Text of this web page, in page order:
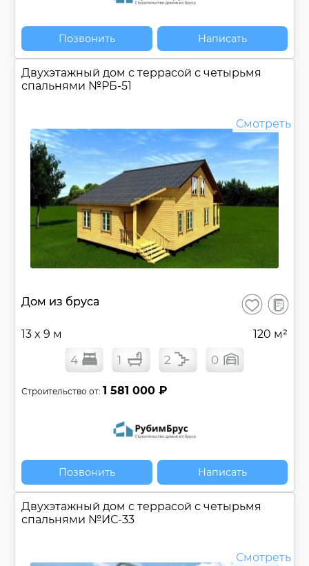
Позвонить Написать
Двухэтажный дом c террасой с четырьмя
спальнями №РБ-51
Смотреть
Дом из бруса Сохранить
В
13 x 9 м 120 м²
4 1 2 0
Строительство от: 1 581 000 ₽
Позвонить Написать
Двухэтажный дом c террасой с четырьмя
спальнями №ИС-33
Смотреть